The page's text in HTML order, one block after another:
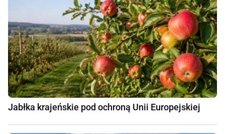
Jabłka krajeńskie pod ochroną Unii Europejskiej